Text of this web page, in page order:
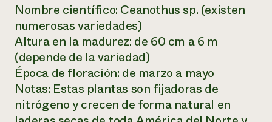
Nombre científico: Ceanothus sp. (existen
numerosas variedades)
Altura en la madurez: de 60 cm a 6 m
(depende de la variedad)
Época de floración: de marzo a mayo
Notas: Estas plantas son fijadoras de
nitrógeno y crecen de forma natural en